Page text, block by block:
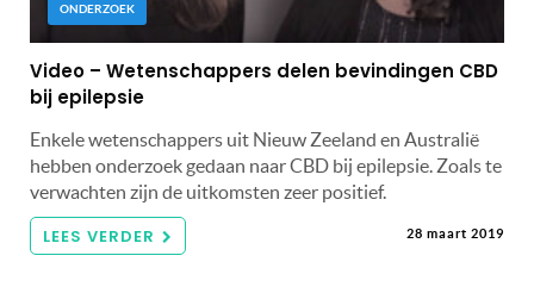
ONDERZOEK
Video – Wetenschappers delen bevindingen CBD
bij epilepsie
Enkele wetenschappers uit Nieuw Zeeland en Australië
hebben onderzoek gedaan naar CBD bij epilepsie. Zoals te
verwachten zijn de uitkomsten zeer positief.
LEES VERDER 28 maart 2019